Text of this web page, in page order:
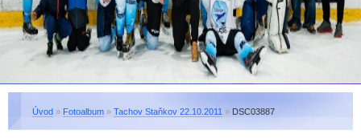
Úvod » Fotoalbum » Tachov Staňkov 22.10.2011 » DSC03887